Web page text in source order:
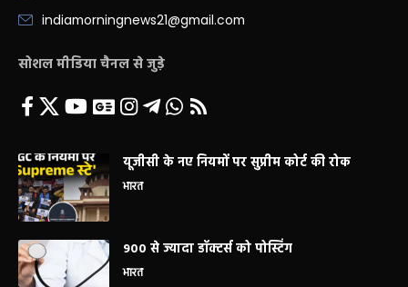
indiamorningnews21@gmail.com
सोशल मीडिया चैनल से जुड़े
यूजीसी के नए नियमों पर सुप्रीम कोर्ट की रोक
भारत
900 से ज्यादा डॉक्टर्स को पोस्टिंग
भारत